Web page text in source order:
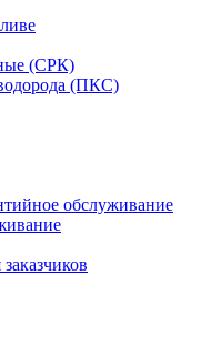
(СРК)
(ПКС)
обслуживание